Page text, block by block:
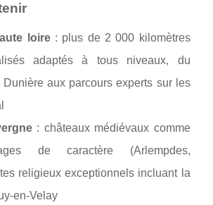
loire: plus de 2 000 kilomètres
adaptés à tous niveaux, du
aux parcours experts sur les
: châteaux médiévaux comme
de caractère (Arlempdes,
religieux exceptionnels incluant la
en-Velay